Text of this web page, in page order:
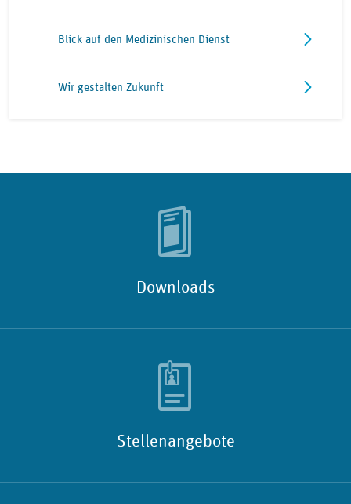
Blick auf den Medizinischen Dienst
Wir gestalten Zukunft
Downloads
Stellenangebote